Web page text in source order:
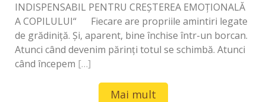
INDISPENSABIL PENTRU CREŞTEREA EMOŢIONALĂ
A COPILULUI“ Fiecare are propriile amintiri legate
de grădiniță. Şi, aparent, bine închise într-un borcan.
Atunci când devenim părinți totul se schimbă. Atunci
când începem […]
Mai mult